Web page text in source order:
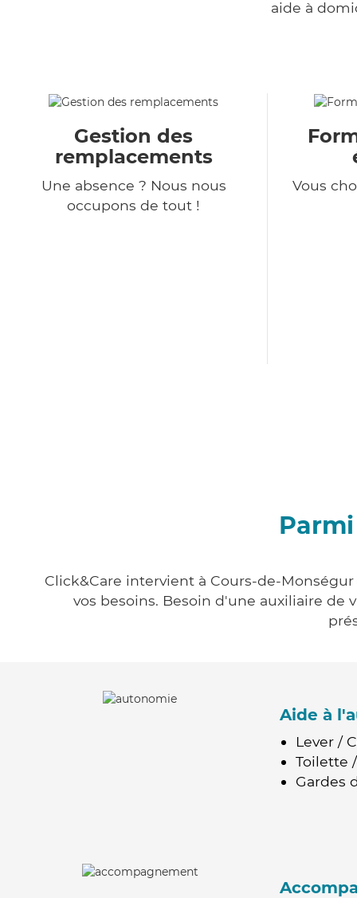
aide à
Gestion des
remplacements
Une absence ? Nous nous
occupons de tout !
Vous
Click&Care intervient à Cours-de-
vos besoins. Besoin d'une auxiliaire
Aide à
Lever /
Toilette
Gardes